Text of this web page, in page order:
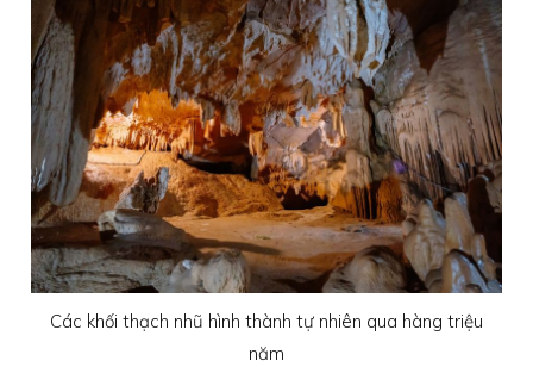
Các khối thạch nhũ hình thành tự nhiên qua hàng triệu
năm